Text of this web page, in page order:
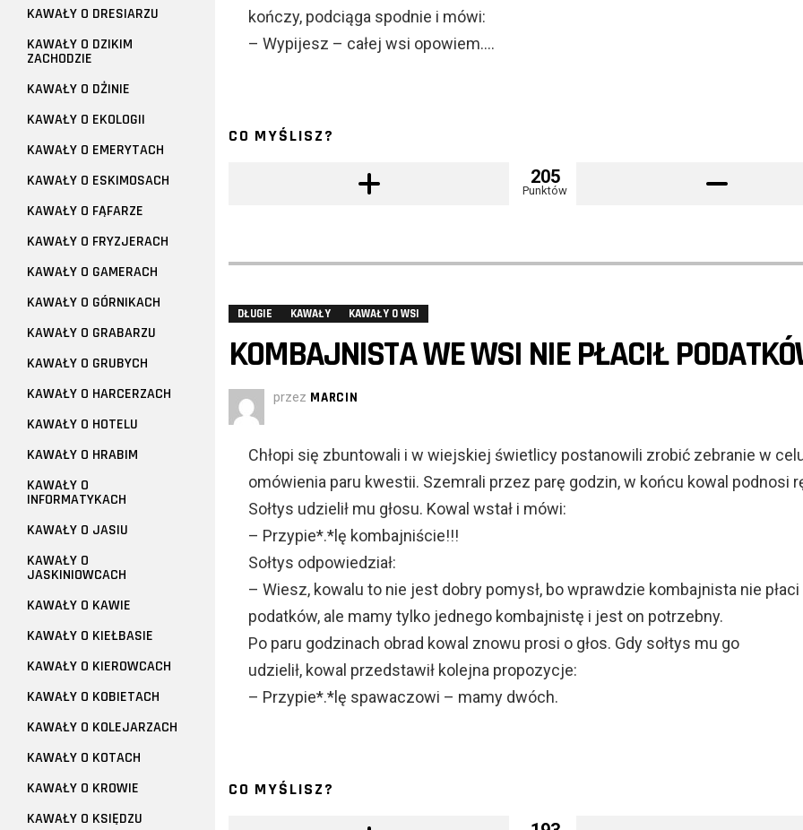
kończy, podciąga spodnie i mówi:
– Wypijesz – całej wsi opowiem….
CO MYŚLISZ?
205
Punktów
DŁUGIE KAWAŁY KAWAŁY O WSI
KOMBAJNISTA WE WSI NIE PŁACIŁ
przez MARCIN
Chłopi się zbuntowali i w wiejskiej świetlicy postanowili zrobić zebranie w
omówienia paru kwestii. Szemrali przez parę godzin, w końcu kowal podnosi
Sołtys udzielił mu głosu. Kowal wstał i mówi:
– Przypie*.*lę kombajniście!!!
Sołtys odpowiedział:
– Wiesz, kowalu to nie jest dobry pomysł, bo wprawdzie kombajnista nie płaci
podatków, ale mamy tylko jednego kombajnistę i jest on potrzebny.
Po paru godzinach obrad kowal znowu prosi o głos. Gdy sołtys mu go
udzielił, kowal przedstawił kolejna propozycje:
– Przypie*.*lę spawaczowi – mamy dwóch.
CO MYŚLISZ?
KAWAŁY O DRESIARZU
KAWAŁY O DZIKIM
ZACHODZIE
KAWAŁY O DŻINIE
KAWAŁY O EKOLOGII
KAWAŁY O EMERYTACH
KAWAŁY O ESKIMOSACH
KAWAŁY O FĄFARZE
KAWAŁY O FRYZJERACH
KAWAŁY O GAMERACH
KAWAŁY O GÓRNIKACH
KAWAŁY O GRABARZU
KAWAŁY O GRUBYCH
KAWAŁY O HARCERZACH
KAWAŁY O HOTELU
KAWAŁY O HRABIM
KAWAŁY O
INFORMATYKACH
KAWAŁY O JASIU
KAWAŁY O
JASKINIOWCACH
KAWAŁY O KAWIE
KAWAŁY O KIEŁBASIE
KAWAŁY O KIEROWCACH
KAWAŁY O KOBIETACH
KAWAŁY O KOLEJARZACH
KAWAŁY O KOTACH
KAWAŁY O KROWIE
KAWAŁY O KSIĘDZU